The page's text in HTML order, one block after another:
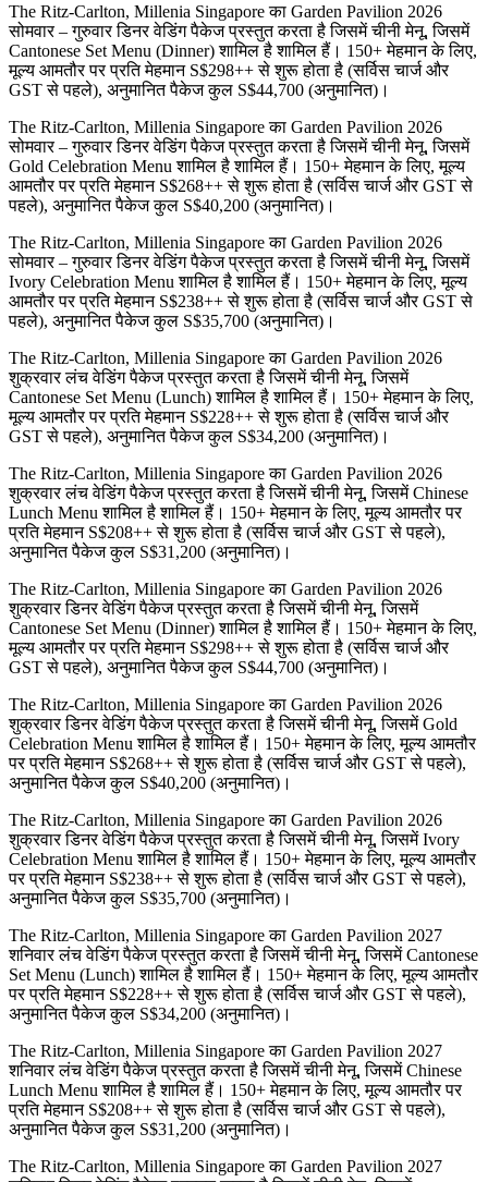
The Ritz-Carlton, Millenia Singapore का Garden Pavilion 2026
सोमवार – गुरुवार डिनर वेडिंग पैकेज प्रस्तुत करता है जिसमें चीनी मेनू, जिसमें
Cantonese Set Menu (Dinner) शामिल है शामिल हैं। 150+ मेहमान के लिए,
मूल्य आमतौर पर प्रति मेहमान S$298++ से शुरू होता है (सर्विस चार्ज और
GST से पहले), अनुमानित पैकेज कुल S$44,700 (अनुमानित)।
The Ritz-Carlton, Millenia Singapore का Garden Pavilion 2026
सोमवार – गुरुवार डिनर वेडिंग पैकेज प्रस्तुत करता है जिसमें चीनी मेनू, जिसमें
Gold Celebration Menu शामिल है शामिल हैं। 150+ मेहमान के लिए, मूल्य
आमतौर पर प्रति मेहमान S$268++ से शुरू होता है (सर्विस चार्ज और GST से
पहले), अनुमानित पैकेज कुल S$40,200 (अनुमानित)।
The Ritz-Carlton, Millenia Singapore का Garden Pavilion 2026
सोमवार – गुरुवार डिनर वेडिंग पैकेज प्रस्तुत करता है जिसमें चीनी मेनू, जिसमें
Ivory Celebration Menu शामिल है शामिल हैं। 150+ मेहमान के लिए, मूल्य
आमतौर पर प्रति मेहमान S$238++ से शुरू होता है (सर्विस चार्ज और GST से
पहले), अनुमानित पैकेज कुल S$35,700 (अनुमानित)।
The Ritz-Carlton, Millenia Singapore का Garden Pavilion 2026
शुक्रवार लंच वेडिंग पैकेज प्रस्तुत करता है जिसमें चीनी मेनू, जिसमें
Cantonese Set Menu (Lunch) शामिल है शामिल हैं। 150+ मेहमान के लिए,
मूल्य आमतौर पर प्रति मेहमान S$228++ से शुरू होता है (सर्विस चार्ज और
GST से पहले), अनुमानित पैकेज कुल S$34,200 (अनुमानित)।
The Ritz-Carlton, Millenia Singapore का Garden Pavilion 2026
शुक्रवार लंच वेडिंग पैकेज प्रस्तुत करता है जिसमें चीनी मेनू, जिसमें Chinese
Lunch Menu शामिल है शामिल हैं। 150+ मेहमान के लिए, मूल्य आमतौर पर
प्रति मेहमान S$208++ से शुरू होता है (सर्विस चार्ज और GST से पहले),
अनुमानित पैकेज कुल S$31,200 (अनुमानित)।
The Ritz-Carlton, Millenia Singapore का Garden Pavilion 2026
शुक्रवार डिनर वेडिंग पैकेज प्रस्तुत करता है जिसमें चीनी मेनू, जिसमें
Cantonese Set Menu (Dinner) शामिल है शामिल हैं। 150+ मेहमान के लिए,
मूल्य आमतौर पर प्रति मेहमान S$298++ से शुरू होता है (सर्विस चार्ज और
GST से पहले), अनुमानित पैकेज कुल S$44,700 (अनुमानित)।
The Ritz-Carlton, Millenia Singapore का Garden Pavilion 2026
शुक्रवार डिनर वेडिंग पैकेज प्रस्तुत करता है जिसमें चीनी मेनू, जिसमें Gold
Celebration Menu शामिल है शामिल हैं। 150+ मेहमान के लिए, मूल्य आमतौर
पर प्रति मेहमान S$268++ से शुरू होता है (सर्विस चार्ज और GST से पहले),
अनुमानित पैकेज कुल S$40,200 (अनुमानित)।
The Ritz-Carlton, Millenia Singapore का Garden Pavilion 2026
शुक्रवार डिनर वेडिंग पैकेज प्रस्तुत करता है जिसमें चीनी मेनू, जिसमें Ivory
Celebration Menu शामिल है शामिल हैं। 150+ मेहमान के लिए, मूल्य आमतौर
पर प्रति मेहमान S$238++ से शुरू होता है (सर्विस चार्ज और GST से पहले),
अनुमानित पैकेज कुल S$35,700 (अनुमानित)।
The Ritz-Carlton, Millenia Singapore का Garden Pavilion 2027
शनिवार लंच वेडिंग पैकेज प्रस्तुत करता है जिसमें चीनी मेनू, जिसमें Cantonese
Set Menu (Lunch) शामिल है शामिल हैं। 150+ मेहमान के लिए, मूल्य आमतौर
पर प्रति मेहमान S$228++ से शुरू होता है (सर्विस चार्ज और GST से पहले),
अनुमानित पैकेज कुल S$34,200 (अनुमानित)।
The Ritz-Carlton, Millenia Singapore का Garden Pavilion 2027
शनिवार लंच वेडिंग पैकेज प्रस्तुत करता है जिसमें चीनी मेनू, जिसमें Chinese
Lunch Menu शामिल है शामिल हैं। 150+ मेहमान के लिए, मूल्य आमतौर पर
प्रति मेहमान S$208++ से शुरू होता है (सर्विस चार्ज और GST से पहले),
अनुमानित पैकेज कुल S$31,200 (अनुमानित)।
The Ritz-Carlton, Millenia Singapore का Garden Pavilion 2027